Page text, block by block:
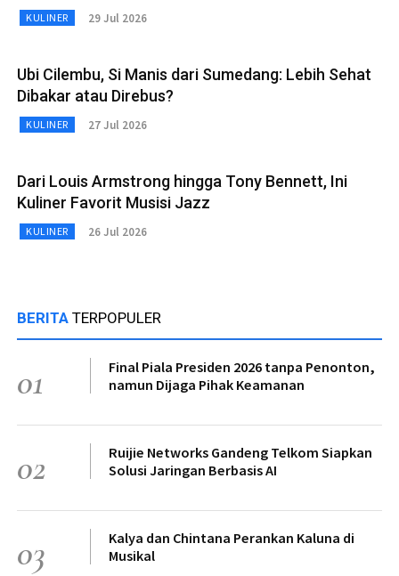
KULINER 29 Jul 2026
Ubi Cilembu, Si Manis dari Sumedang: Lebih Sehat
Dibakar atau Direbus?
KULINER 27 Jul 2026
Dari Louis Armstrong hingga Tony Bennett, Ini
Kuliner Favorit Musisi Jazz
KULINER 26 Jul 2026
BERITA TERPOPULER
01
Final Piala Presiden 2026 tanpa Penonton,
namun Dijaga Pihak Keamanan
02
Ruijie Networks Gandeng Telkom Siapkan
Solusi Jaringan Berbasis AI
03
Kalya dan Chintana Perankan Kaluna di
Musikal